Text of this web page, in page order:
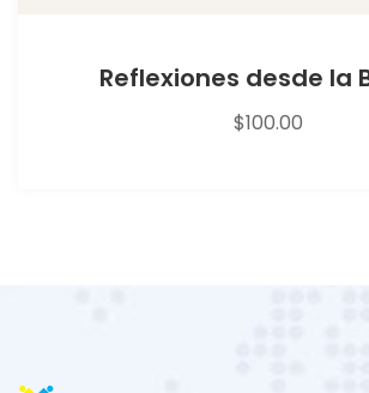
Reflexiones desde la
$100.00